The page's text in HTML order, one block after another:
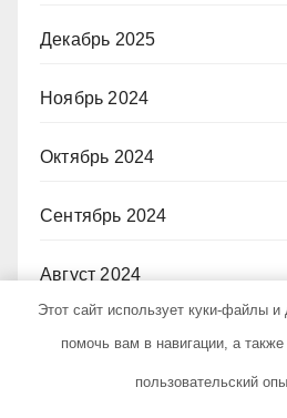
Декабрь 2025
Ноябрь 2024
Октябрь 2024
Сентябрь 2024
Август 2024
Этот сайт использует куки-файлы и
помочь вам в навигации, а
пользовательский